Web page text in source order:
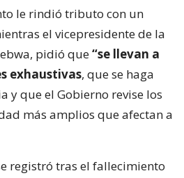
le rindió tributo con un
el vicepresidente de la
pidió que“se llevan a
exhaustivas, que se haga
y que el Gobierno revise los
más amplios que afectan a
registró tras el fallecimiento